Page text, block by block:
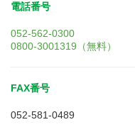
電話番号
052-562-0300
0800-3001319（無料）
FAX番号
052-581-0489